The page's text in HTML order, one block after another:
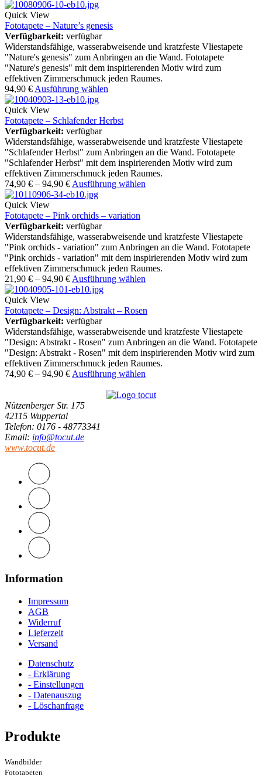
Quick View
Fototapete – Nature’s genesis
Verfügbarkeit: verfügbar
Widerstandsfähige, wasserabweisende und kratzfeste Vliestapete
"Nature's genesis" zum Anbringen an die Wand. Fototapete
"Nature's genesis" mit dem inspirierenden Motiv wird zum
effektiven Zimmerschmuck jeden Raumes.
94,90 € Ausführung wählen
Quick View
Fototapete – Schlafender Herbst
Verfügbarkeit: verfügbar
Widerstandsfähige, wasserabweisende und kratzfeste Vliestapete
"Schlafender Herbst" zum Anbringen an die Wand. Fototapete
"Schlafender Herbst" mit dem inspirierenden Motiv wird zum
effektiven Zimmerschmuck jeden Raumes.
74,90 € – 94,90 € Ausführung wählen
Quick View
Fototapete – Pink orchids – variation
Verfügbarkeit: verfügbar
Widerstandsfähige, wasserabweisende und kratzfeste Vliestapete
"Pink orchids - variation" zum Anbringen an die Wand. Fototapete
"Pink orchids - variation" mit dem inspirierenden Motiv wird zum
effektiven Zimmerschmuck jeden Raumes.
21,90 € – 94,90 € Ausführung wählen
Quick View
Fototapete – Design: Abstrakt – Rosen
Verfügbarkeit: verfügbar
Widerstandsfähige, wasserabweisende und kratzfeste Vliestapete
"Design: Abstrakt - Rosen" zum Anbringen an die Wand. Fototapete
"Design: Abstrakt - Rosen" mit dem inspirierenden Motiv wird zum
effektiven Zimmerschmuck jeden Raumes.
74,90 € – 94,90 € Ausführung wählen
Nützenberger Str. 175
42115 Wuppertal
Telefon: 0176 - 48773341
Email: info@tocut.de
www.tocut.de
Information
Impressum
AGB
Widerruf
Lieferzeit
Versand
Datenschutz
- Erklärung
- Einstellungen
- Datenauszug
- Löschanfrage
Produkte
Wandbilder
Fototapeten